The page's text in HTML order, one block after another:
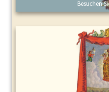
Besuchen